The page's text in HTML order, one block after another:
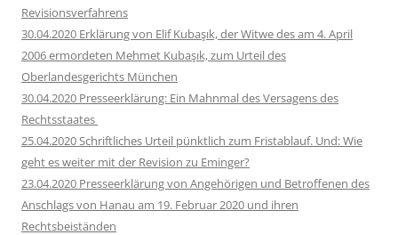
Revisionsverfahrens
30.04.2020 Erklärung von Elif Kubaşık, der Witwe des am 4. April
2006 ermordeten Mehmet Kubaşık, zum Urteil des
Oberlandesgerichts München
30.04.2020 Presseerklärung: Ein Mahnmal des Versagens des
Rechtsstaates
25.04.2020 Schriftliches Urteil pünktlich zum Fristablauf. Und: Wie
geht es weiter mit der Revision zu Eminger?
23.04.2020 Presseerklärung von Angehörigen und Betroffenen des
Anschlags von Hanau am 19. Februar 2020 und ihren
Rechtsbeiständen